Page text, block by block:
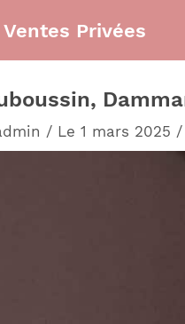
Ventes Privées
/ Le 1 mars 2025 /